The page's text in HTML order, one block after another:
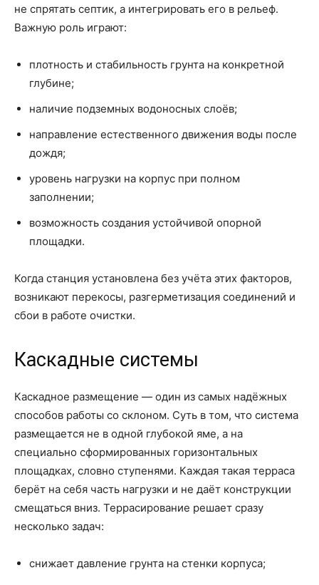
не спрятать септик, а интегрировать его в рельеф.
Важную роль играют:
плотность и стабильность грунта на конкретной
глубине;
наличие подземных водоносных слоёв;
направление естественного движения воды после
дождя;
уровень нагрузки на корпус при полном
заполнении;
возможность создания устойчивой опорной
площадки.
Когда станция установлена без учёта этих факторов,
возникают перекосы, разгерметизация соединений и
сбои в работе очистки.
Каскадные системы
Каскадное размещение — один из самых надёжных
способов работы со склоном. Суть в том, что система
размещается не в одной глубокой яме, а на
специально сформированных горизонтальных
площадках, словно ступенями. Каждая такая терраса
берёт на себя часть нагрузки и не даёт конструкции
смещаться вниз. Террасирование решает сразу
несколько задач:
снижает давление грунта на стенки корпуса;